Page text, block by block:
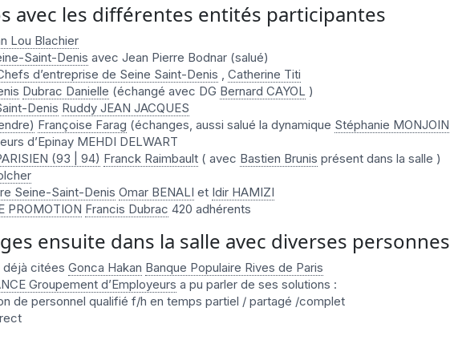
avec les différentes entités participantes
Lou Blachier
Saint-Denis avec Jean Pierre Bodnar (salué)
d’entreprise de Seine Saint-Denis , Catherine Titi
Dubrac Danielle (échangé avec DG Bernard CAYOL )
Denis Ruddy JEAN JACQUES
Françoise Farag (échanges, aussi salué la dynamique Stéphanie MONJOIN
d’Epinay MEHDI DELWART
(93 | 94) Franck Raimbault ( avec Bastien Brunis présent dans la salle )
Seine-Saint-Denis Omar BENALI et Idir HAMIZI
PROMOTION Francis Dubrac 420 adhérents
ensuite dans la salle avec diverses personnes
déjà citées Gonca Hakan Banque Populaire Rives de Paris
Groupement d’Employeurs a pu parler de ses solutions :
de personnel qualifié f/h en temps partiel / partagé /complet